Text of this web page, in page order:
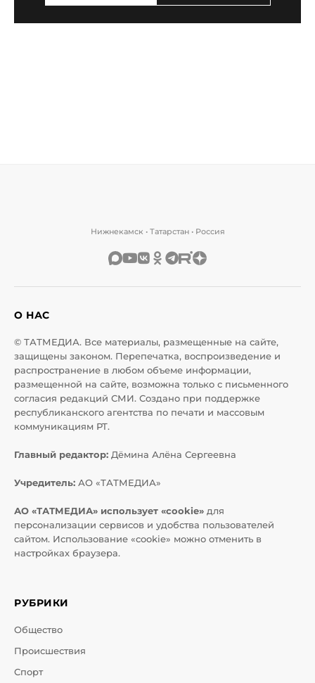
Нижнекамск • Татарстан • Россия
О НАС
© ТАТМЕДИА. Все материалы, размещенные на сайте,
защищены законом. Перепечатка, воспроизведение и
распространение в любом объеме информации,
размещенной на сайте, возможна только с письменного
согласия редакций СМИ. Создано при поддержке
республиканского агентства по печати и массовым
коммуникациям РТ.
Главный редактор: Дёмина Алёна Сергеевна
Учредитель: АО «ТАТМЕДИА»
АО «ТАТМЕДИА» использует «cookie» для
персонализации сервисов и удобства пользователей
сайтом. Использование «cookie» можно отменить в
настройках браузера.
РУБРИКИ
Общество
Происшествия
Спорт